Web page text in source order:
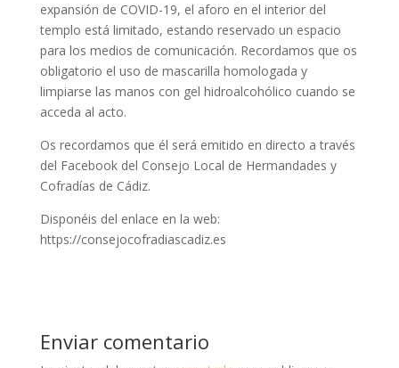
expansión de COVID-19, el aforo en el interior del
templo está limitado, estando reservado un espacio
para los medios de comunicación. Recordamos que os
obligatorio el uso de mascarilla homologada y
limpiarse las manos con gel hidroalcohólico cuando se
acceda al acto.
Os recordamos que él será emitido en directo a través
del Facebook del Consejo Local de Hermandades y
Cofradías de Cádiz.
Disponéis del enlace en la web:
https://consejocofradiascadiz.es
Enviar comentario